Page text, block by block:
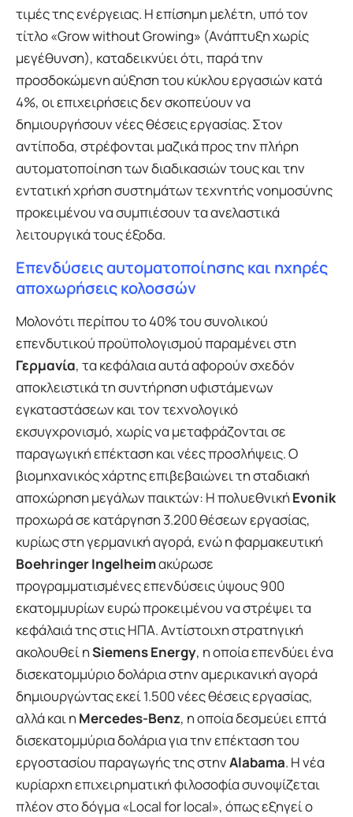
τιμές της ενέργειας. Η επίσημη μελέτη, υπό τον
τίτλο «Grow without Growing» (Ανάπτυξη χωρίς
μεγέθυνση), καταδεικνύει ότι, παρά την
προσδοκώμενη αύξηση του κύκλου εργασιών κατά
4%, οι επιχειρήσεις δεν σκοπεύουν να
δημιουργήσουν νέες θέσεις εργασίας. Στον
αντίποδα, στρέφονται μαζικά προς την πλήρη
αυτοματοποίηση των διαδικασιών τους και την
εντατική χρήση συστημάτων τεχνητής νοημοσύνης
προκειμένου να συμπιέσουν τα ανελαστικά
λειτουργικά τους έξοδα.
Επενδύσεις αυτοματοποίησης και ηχηρές
αποχωρήσεις κολοσσών
Μολονότι περίπου το 40% του συνολικού
επενδυτικού προϋπολογισμού παραμένει στη
Γερμανία, τα κεφάλαια αυτά αφορούν σχεδόν
αποκλειστικά τη συντήρηση υφιστάμενων
εγκαταστάσεων και τον τεχνολογικό
εκσυγχρονισμό, χωρίς να μεταφράζονται σε
παραγωγική επέκταση και νέες προσλήψεις. Ο
βιομηχανικός χάρτης επιβεβαιώνει τη σταδιακή
αποχώρηση μεγάλων παικτών: Η πολυεθνική Evonik
προχωρά σε κατάργηση 3.200 θέσεων εργασίας,
κυρίως στη γερμανική αγορά, ενώ η φαρμακευτική
Boehringer Ingelheimακύρωσε
προγραμματισμένες επενδύσεις ύψους 900
εκατομμυρίων ευρώ προκειμένου να στρέψει τα
κεφάλαιά της στις ΗΠΑ. Αντίστοιχη στρατηγική
ακολουθεί ηSiemens Energy, η οποία επενδύει ένα
δισεκατομμύριο δολάρια στην αμερικανική αγορά
δημιουργώντας εκεί 1.500 νέες θέσεις εργασίας,
αλλά και η Mercedes-Benz, η οποία δεσμεύει επτά
δισεκατομμύρια δολάρια για την επέκταση του
εργοστασίου παραγωγής της στηνAlabama. Η νέα
κυρίαρχη επιχειρηματική φιλοσοφία συνοψίζεται
πλέον στο δόγμα «Local for local», όπως εξηγεί ο